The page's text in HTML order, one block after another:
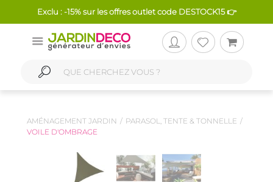
Exclu : -15% sur les offres outlet code DESTOCK15 👉
AMÉNAGEMENT JARDIN
PARASOL, TENTE & TONNELLE
VOILE D'OMBRAGE